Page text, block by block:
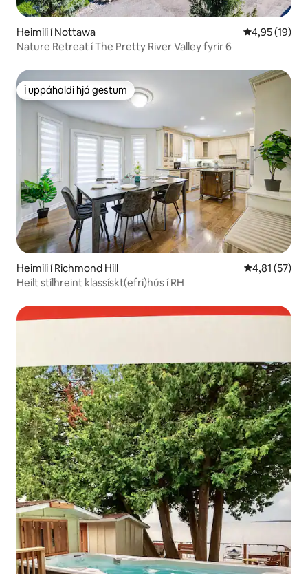
Heimili í Nottawa 4,95 af 5 í
4,95 (19)
Nature Retreat í The Pretty River Valley fyrir 6
Í uppáhaldi hjá gestum
Í uppáhaldi hjá gestum
Heimili í Richmond Hill 4,81 af 5 í
4,81 (57)
Heilt stílhreint klassískt(efri)hús í RH